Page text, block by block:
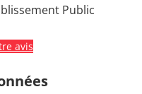
Public
avis